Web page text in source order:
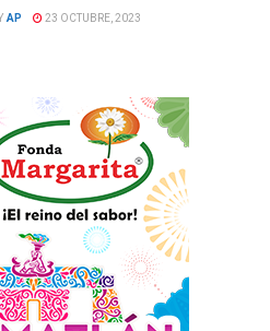
AP 23 OCTUBRE, 2023